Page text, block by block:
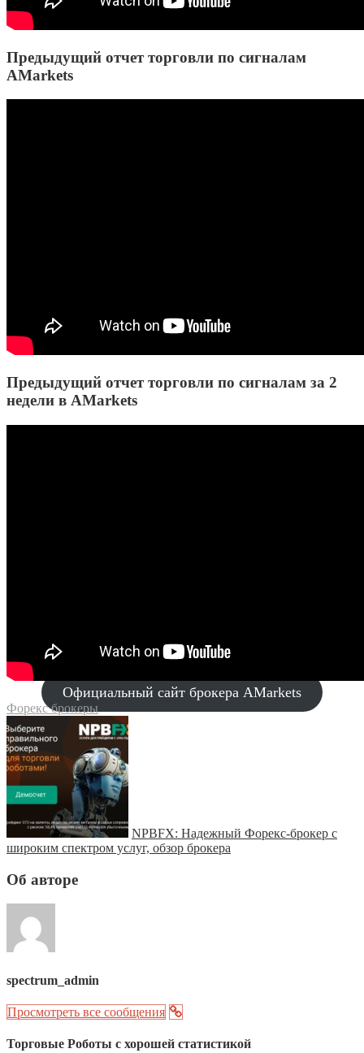
Предыдущий отчет торговли по сигналам
AMarkets
Предыдущий отчет торговли по сигналам за 2
недели в AMarkets
Официальный сайт брокера AMarkets
Форекс брокеры
NPBFX: Надежный Форекс-брокер с
широким спектром услуг, обзор брокера
Об авторе
spectrum_admin
Просмотреть все сообщения
Торговые Роботы с хорошей статистикой